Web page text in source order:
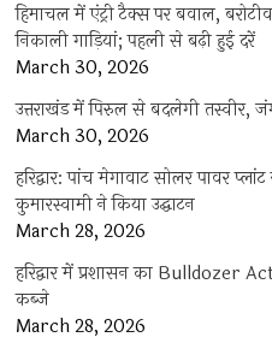
हिमाचल में एंट्री टैक्स पर बवाल,
निकाली गाड़ियां; पहली से बढ़ी हुई दरें
March 30, 2026
उत्तराखंड में पिरुल से बदलेगी
March 30, 2026
हरिद्वार: पांच मेगावाट सोलर पावर प्लांट
कुमारस्वामी ने किया उद्घाटन
March 28, 2026
हरिद्वार में प्रशासन का Bulldozer
कब्जे
March 28, 2026